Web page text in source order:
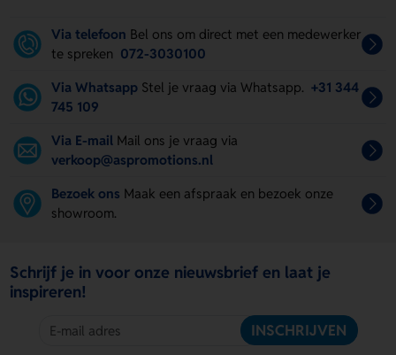
Via telefoon Bel ons om direct met een medewerker
te spreken 072-3030100
Via Whatsapp Stel je vraag via Whatsapp. +31 344
745 109
Via E-mail Mail ons je vraag via
verkoop@aspromotions.nl
Bezoek ons Maak een afspraak en bezoek onze
showroom.
Schrijf je in voor onze nieuwsbrief en laat je
inspireren!
INSCHRIJVEN